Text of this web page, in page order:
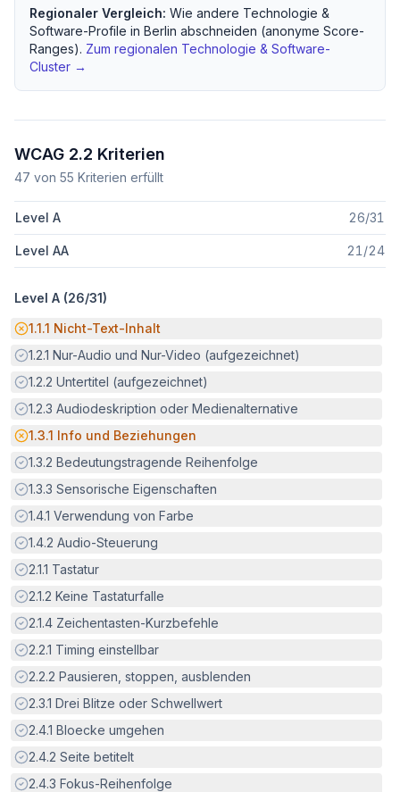
Regionaler Vergleich: Wie andere Technologie &
Software-Profile in Berlin abschneiden (anonyme Score-
Ranges). Zum regionalen Technologie & Software-
Cluster →
WCAG 2.2 Kriterien
47 von 55 Kriterien erfüllt
Level A 26/31
Level AA 21 /24
Level A (26/31)
Potenzielle Barriere:
1.1.1 Nicht-Text-Inhalt
Erfüllt:
1.2.1 Nur-Audio und Nur-Video (aufgezeichnet)
Erfüllt:
1.2.2 Untertitel (aufgezeichnet)
Erfüllt:
1.2.3 Audiodeskription oder Medienalternative
Potenzielle Barriere:
1.3.1 Info und Beziehungen
Erfüllt:
1.3.2 Bedeutungstragende Reihenfolge
Erfüllt:
1.3.3 Sensorische Eigenschaften
Erfüllt:
1.4.1 Verwendung von Farbe
Erfüllt:
1.4.2 Audio-Steuerung
Erfüllt:
2.1.1 Tastatur
Erfüllt:
2.1.2 Keine Tastaturfalle
Erfüllt:
2.1.4 Zeichentasten-Kurzbefehle
Erfüllt:
2.2.1 Timing einstellbar
Erfüllt:
2.2.2 Pausieren, stoppen, ausblenden
Erfüllt:
2.3.1 Drei Blitze oder Schwellwert
Erfüllt:
2.4.1 Bloecke umgehen
Erfüllt:
2.4.2 Seite betitelt
Erfüllt:
2.4.3 Fokus-Reihenfolge